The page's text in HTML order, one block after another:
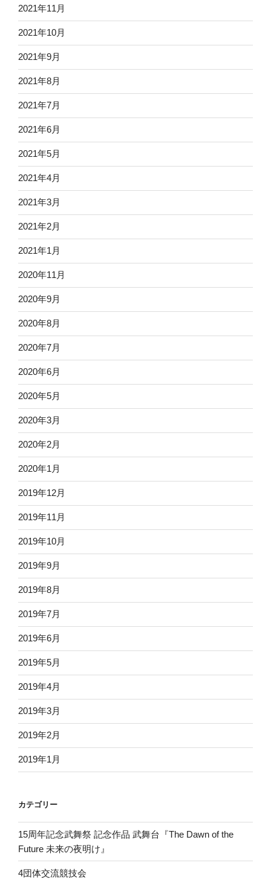
2021年11月
2021年10月
2021年9月
2021年8月
2021年7月
2021年6月
2021年5月
2021年4月
2021年3月
2021年2月
2021年1月
2020年11月
2020年9月
2020年8月
2020年7月
2020年6月
2020年5月
2020年3月
2020年2月
2020年1月
2019年12月
2019年11月
2019年10月
2019年9月
2019年8月
2019年7月
2019年6月
2019年5月
2019年4月
2019年3月
2019年2月
2019年1月
カテゴリー
15周年記念武舞祭 記念作品 武舞台『The Dawn of the
Future 未来の夜明け』
4団体交流競技会